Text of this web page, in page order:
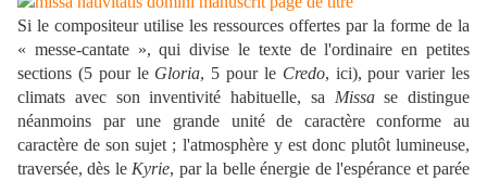
Si le compositeur utilise les ressources offertes par la forme de la
« messe-cantate », qui divise le texte de l'ordinaire en petites
sections (5 pour le Gloria, 5 pour le Credo, ici), pour varier les
climats avec son inventivité habituelle, sa Missase distingue
néanmoins par une grande unité de caractère conforme au
caractère de son sujet ; l'atmosphère y est donc plutôt lumineuse,
traversée, dès le Kyrie, par la belle énergie de l'espérance et parée